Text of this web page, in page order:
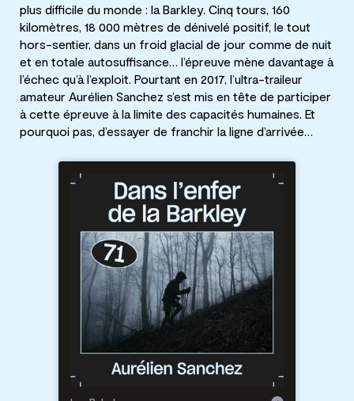
plus difficile du monde : la Barkley. Cinq tours, 160
kilomètres, 18 000 mètres de dénivelé positif, le tout
hors-sentier, dans un froid glacial de jour comme de nuit
et en totale autosuffisance… l’épreuve mène davantage à
l’échec qu’à l’exploit. Pourtant en 2017, l’ultra-traileur
amateur Aurélien Sanchez s’est mis en tête de participer
à cette épreuve à la limite des capacités humaines. Et
pourquoi pas, d’essayer de franchir la ligne d’arrivée…